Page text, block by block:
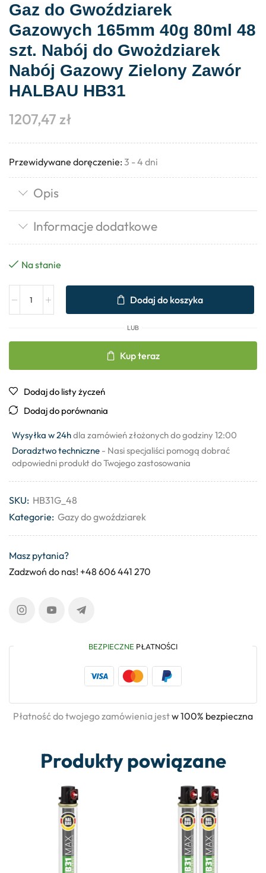
Gaz do Gwoździarek
Gazowych 165mm 40g 80ml 48
szt. Nabój do Gwożdziarek
Nabój Gazowy Zielony Zawór
HALBAU HB31
1207,47 zł
Przewidywane doręczenie: 3 - 4 dni
Opis
Informacje dodatkowe
Na stanie
Dodaj do koszyka
LUB
Kup teraz
Dodaj do listy życzeń
Dodaj do porównania
Wysyłka w 24hdla zamówień złożonych do godziny 12:00
Doradztwo techniczne - Nasi specjaliści pomogą dobrać
odpowiedni produkt do Twojego zastosowania
SKU: HB31G_48
Kategorie: Gazy do gwoździarek
Masz pytania?
Zadzwoń do nas! +48 606 441 270
BEZPIECZNE PŁATNOŚCI
Płatność do twojego zamówienia jestw 100% bezpieczna
Produkty powiązane